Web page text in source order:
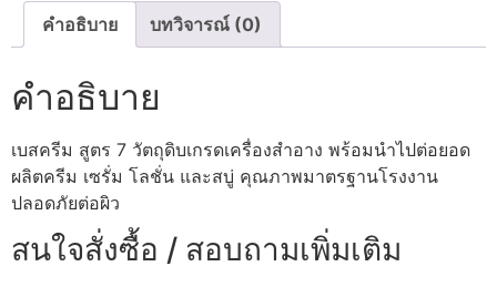
คำอธิบาย บทวิจารณ์ (0)
คำอธิบาย
เบสครีม สูตร 7 วัตถุดิบเกรดเครื่องสำอาง พร้อมนำไปต่อยอด
ผลิตครีม เซรั่ม โลชั่น และสบู่ คุณภาพมาตรฐานโรงงาน
ปลอดภัยต่อผิว
สนใจสั่งซื้อ / สอบถามเพิ่มเติม